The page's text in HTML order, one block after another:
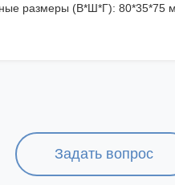
размеры (В*Ш*Г): 80*35*75
Задать вопрос